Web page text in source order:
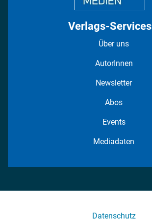
Verlags-Services
Über uns
AutorInnen
Newsletter
Abos
Events
Mediadaten
Datenschutz